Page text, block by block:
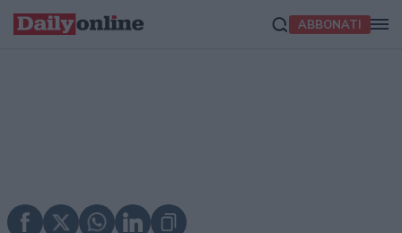
ABBONATI